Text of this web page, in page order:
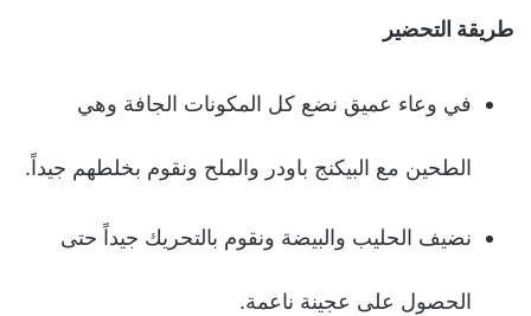
طريقة التحضير
في وعاء عميق نضع كل المكونات الجافة وهي
الطحين مع البيكنج باودر والملح ونقوم بخلطهم جيداً.
نضيف الحليب والبيضة ونقوم بالتحريك جيداً حتى
الحصول على عجينة ناعمة.